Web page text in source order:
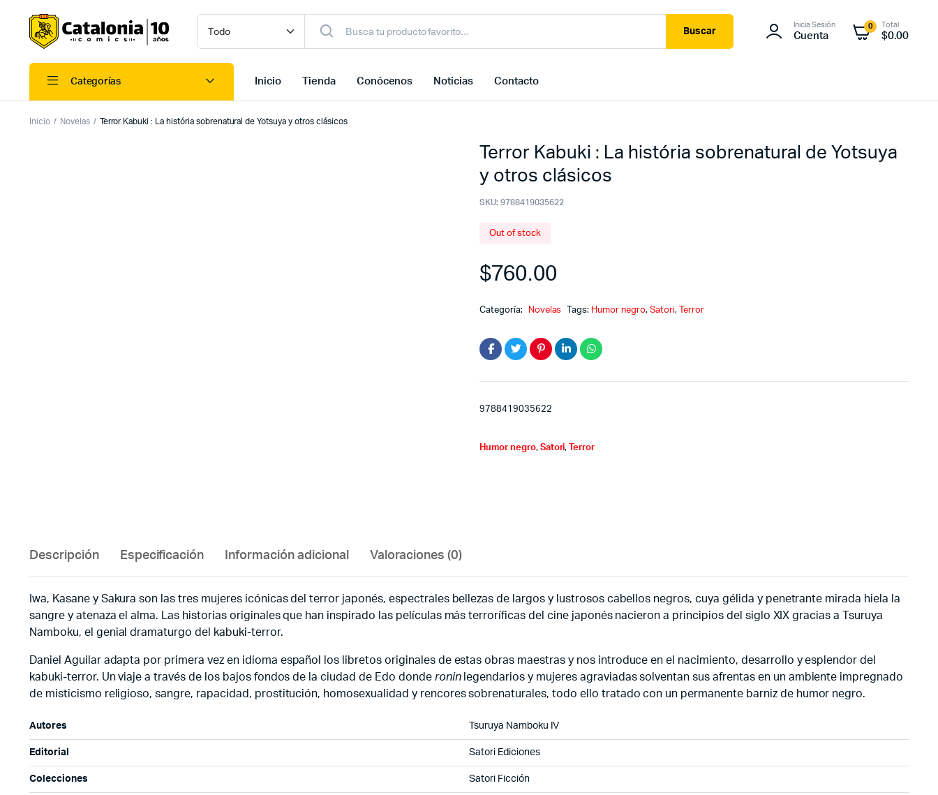
Buscar
Inicia Sesión
Cuenta
0 Total
$0.00
Categorías Inicio Tienda Conócenos Noticias Contacto
Inicio Novelas Terror Kabuki : La história sobrenatural de Yotsuya y otros clásicos
Terror Kabuki : La história sobrenatural de Yotsuya
y otros clásicos
SKU: 9788419035622
Out of stock
$760.00
Categoría: Novelas Tags: Humor negro, Satori, Terror
9788419035622
Humor negro, Satori, Terror
Descripción Especificación Información adicional Valoraciones (0)
Iwa, Kasane y Sakura son las tres mujeres icónicas del terror japonés, espectrales bellezas de largos y lustrosos cabellos negros, cuya gélida y penetrante mirada hiela la
sangre y atenaza el alma. Las historias originales que han inspirado las películas más terroríficas del cine japonés nacieron a principios del siglo XIX gracias a Tsuruya
Namboku, el genial dramaturgo del kabuki-terror.
Daniel Aguilar adapta por primera vez en idioma español los libretos originales de estas obras maestras y nos introduce en el nacimiento, desarrollo y esplendor del
kabuki-terror. Un viaje a través de los bajos fondos de la ciudad de Edo donde roninlegendarios y mujeres agraviadas solventan sus afrentas en un ambiente impregnado
de misticismo religioso, sangre, rapacidad, prostitución, homosexualidad y rencores sobrenaturales, todo ello tratado con un permanente barniz de humor negro.
Autores Tsuruya Namboku IV
Editorial Satori Ediciones
Colecciones Satori Ficción